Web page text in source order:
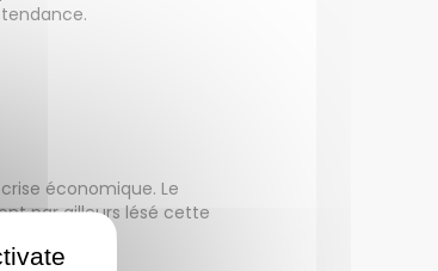
économique. Le
par ailleurs lésé cette